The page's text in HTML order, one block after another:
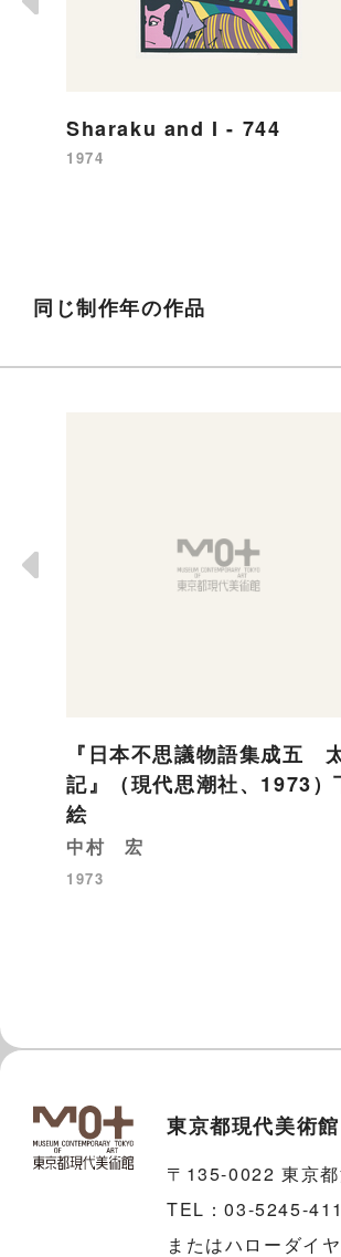
Sharaku and I - 744
1974
同じ制作年の作品
『日本不思議物語集成五
記』（現代思潮社、1973）
絵
中村 宏
1973
東京都現代美術館
〒135-0022 東京
TEL：03-5245-
またはハローダイ